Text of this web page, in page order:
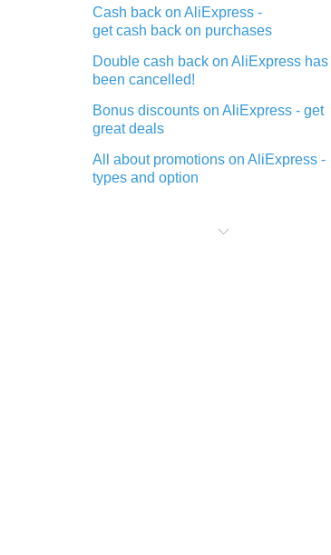
Cash back on AliExpress -
get cash back on purchases
Double cash back on AliExpress has
been cancelled!
Bonus discounts on AliExpress - get
great deals
All about promotions on AliExpress -
types and option
purchases on AliExpress - short and